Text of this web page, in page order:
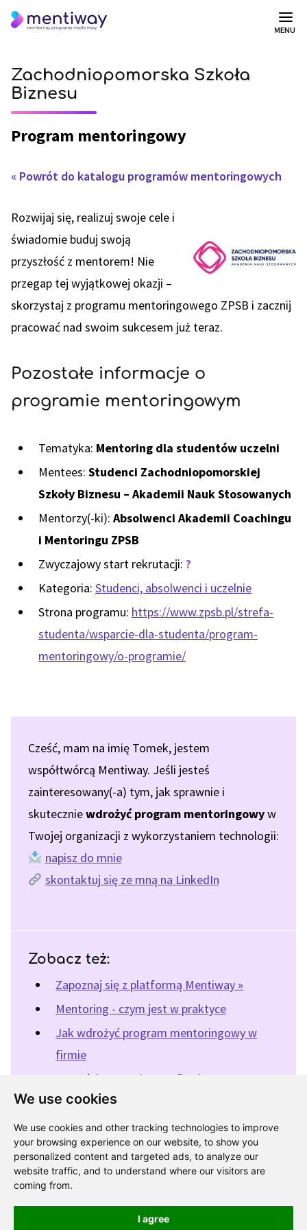
We use cookies
We use cookies and other tracking technologies to improve
your browsing experience on our website, to show you
personalized content and targeted ads, to analyze our
website traffic, and to understand where our visitors are
coming from.
I agree
MENU
Zachodniopomorska Szkoła
Biznesu
Program mentoringowy
« Powrót do katalogu programów mentoringowych
Rozwijaj się, realizuj swoje cele i
świadomie buduj swoją
przyszłość z mentorem! Nie
przegap tej wyjątkowej okazji –
skorzystaj z programu mentoringowego ZPSB i zacznij
pracować nad swoim sukcesem już teraz.
Pozostałe informacje o
programie mentoringowym
Tematyka: Mentoring dla studentów uczelni
Mentees: Studenci Zachodniopomorskiej
Szkoły Biznesu – Akademii Nauk Stosowanych
Mentorzy(-ki): Absolwenci Akademii Coachingu
i Mentoringu ZPSB
Zwyczajowy start rekrutacji: ?
Kategoria: Studenci, absolwenci i uczelnie
Strona programu: https://www.zpsb.pl/strefa-
studenta/wsparcie-dla-studenta/program-
mentoringowy/o-programie/
Cześć, mam na imię Tomek, jestem
współtwórcą Mentiway. Jeśli jesteś
zainteresowany(-a) tym, jak sprawnie i
skuteczniewdrożyć program mentoringowyw
Twojej organizacji z wykorzystaniem technologii:
napisz do mnie
skontaktuj się ze mną na LinkedIn
Zobacz też:
Zapoznaj się z platformą Mentiway »
Mentoring - czym jest w praktyce
Jak wdrożyć program mentoringowy w
firmie
Korzyści mentoringu w firmie
« Powrót do katalogu programów mentoringowych